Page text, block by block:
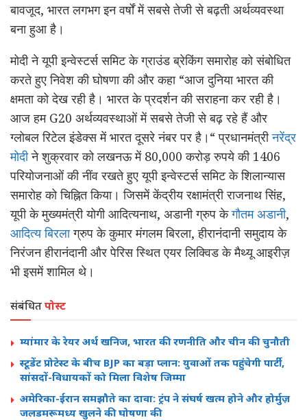
बावजूद, भारत लगभग इन वर्षों में सबसे तेजी से बढ़ती अर्थव्यवस्था
बना हुआ है।
मोदी ने यूपी इन्वेस्टर्स समिट के ग्राउंड ब्रेकिंग समारोह को संबोधित
करते हुए निवेश की घोषणा की और कहा “आज दुनिया भारत की
क्षमता को देख रही है। भारत के प्रदर्शन की सराहना कर रही है।
आज हम G20 अर्थव्यवस्थाओं में सबसे तेजी से बढ़ रहे हैं और
ग्लोबल रिटेल इंडेक्स में भारत दूसरे नंबर पर है।“ प्रधानमंत्रीनरेंद्र
मोदीने शुक्रवार को लखनऊ में 80,000 करोड़ रुपये की 1406
परियोजनाओं की नींव रखते हुए यूपी इन्वेस्टर्स समिट के शिलान्यास
समारोह को चिह्नित किया। जिसमें केंद्रीय रक्षामंत्री राजनाथ सिंह,
यूपी के मुख्यमंत्री योगी आदित्यनाथ, अडानी ग्रुप केगौतम अडानी,
आदित्य बिरलाग्रुप के कुमार मंगलम बिरला, हीरानंदानी समुदाय के
निरंजन हीरानंदानी और पेरिस स्थित एयर लिक्विड केमैथ्यू आइरीज़
भी इसमें शामिल थे।
संबंधितपोस्ट
म्यांमार के रेयर अर्थ खनिज, भारत की रणनीति और चीन की चुनौती
स्टूडेंट प्रोटेस्ट के बीच BJP का बड़ा प्लान: युवाओं तक पहुंचेगी पार्टी,
सांसदों-विधायकों को मिला विशेष जिम्मा
अमेरिका-ईरान समझौते का दावा: ट्रंप ने संघर्ष खत्म होने और होर्मुज़
जलडमरूमध्य खुलने की घोषणा की